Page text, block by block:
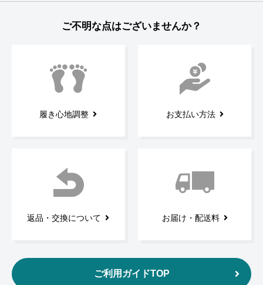
ご不明な点はございませんか？
履き心地調整 お支払い方法
返品・交換について お届け・配送料
ご利用ガイドTOP